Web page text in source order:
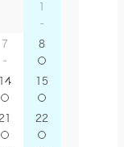
1
7 8
14 15
21 22